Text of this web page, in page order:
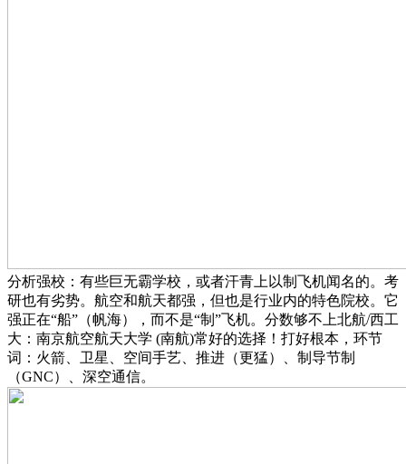
分析强校：有些巨无霸学校，或者汗青上以制飞机闻名的。考
研也有劣势。航空和航天都强，但也是行业内的特色院校。它
强正在“船”（帆海），而不是“制”飞机。分数够不上北航/西工
大：南京航空航天大学 (南航)常好的选择！打好根本，环节
词：火箭、卫星、空间手艺、推进（更猛）、制导节制
（GNC）、深空通信。